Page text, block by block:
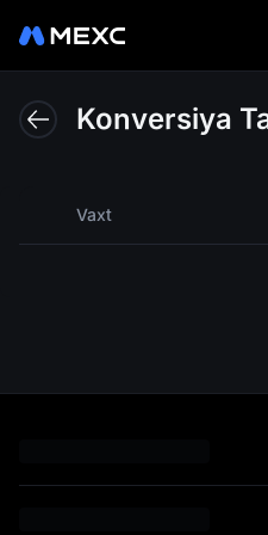
Konversiya
Vaxt